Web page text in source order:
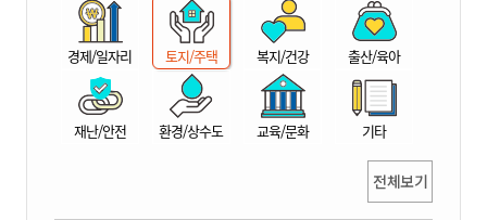
산
경제/일자리 토지/주택 복지/건강 출산/육아
재난/안전 환경/상수도 교육/문화 기타
전체보기